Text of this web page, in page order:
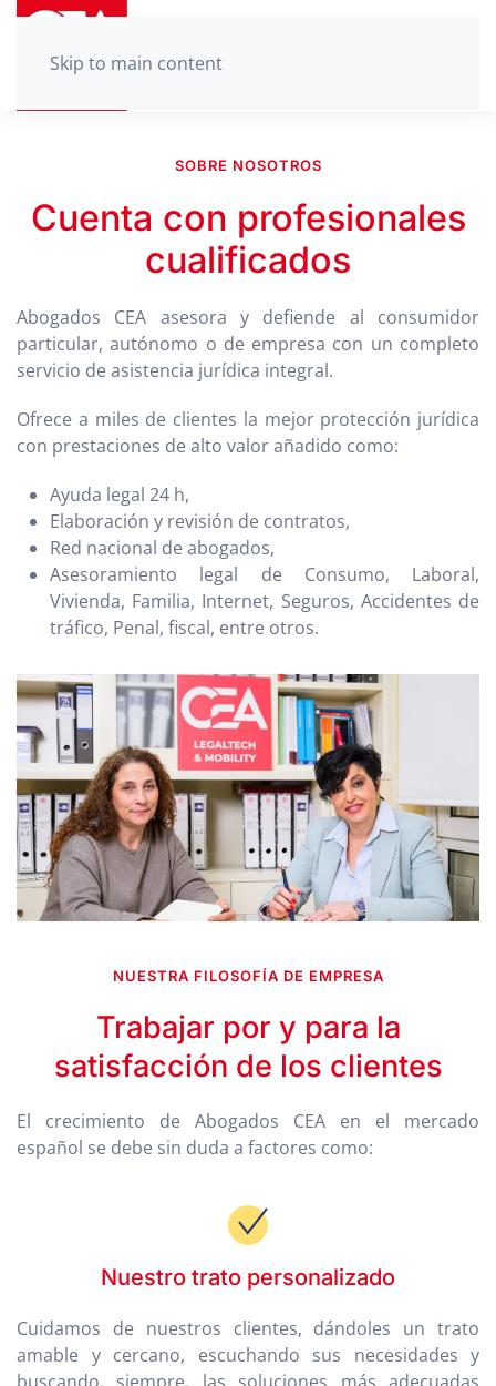
Skip to main content
SOBRE NOSOTROS
Cuenta con profesionales
cualificados
Abogados CEA asesora y defiende al consumidor
particular, autónomo o de empresa con un completo
servicio de asistencia jurídica integral.
Ofrece a miles de clientes la mejor protección jurídica
con prestaciones de alto valor añadido como:
Ayuda legal 24 h,
Elaboración y revisión de contratos,
Red nacional de abogados,
Asesoramiento legal de Consumo, Laboral,
Vivienda, Familia, Internet, Seguros, Accidentes de
tráfico, Penal, fiscal, entre otros.
NUESTRA FILOSOFÍA DE EMPRESA
Trabajar por y para la
satisfacción de los clientes
El crecimiento de Abogados CEA en el mercado
español se debe sin duda a factores como:
Nuestro trato personalizado
Cuidamos de nuestros clientes, dándoles un trato
amable y cercano, escuchando sus necesidades y
buscando, siempre, las soluciones más adecuadas